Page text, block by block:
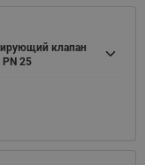
клапан
25